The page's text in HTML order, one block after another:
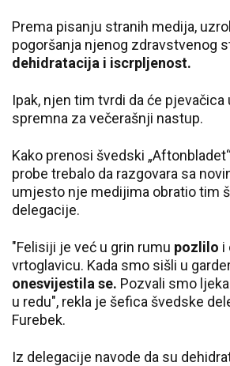
Prema pisanju stranih medija,
pogoršanja njenog zdravstvenog
dehidratacija i iscrpljenost.
Ipak, njen tim tvrdi da će
spremna za večerašnji nastup.
Kako prenosi švedski
probe trebalo da razgovara sa
umjesto nje medijima obratio tim
delegacije.
"Felisiji je već u grin rumu pozlilo i
vrtoglavicu. Kada smo sišli u
onesvijestila se. Pozvali smo
u redu", rekla je šefica švedske
Furebek.
Iz delegacije navode da su